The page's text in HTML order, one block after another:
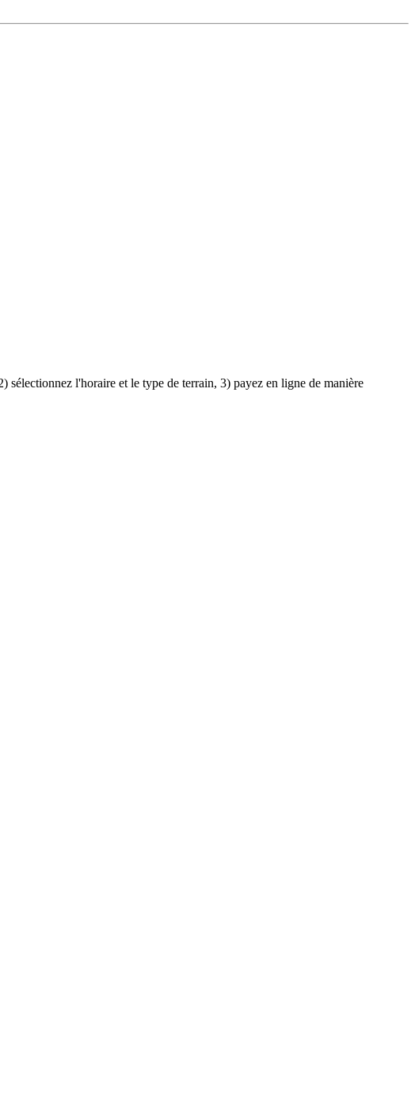
sélectionnez l'horaire et le type de terrain, 3) payez en ligne de manière